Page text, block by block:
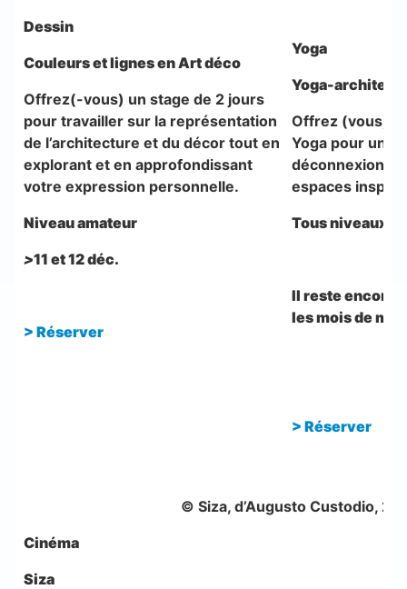
Dessin
Couleurs et lignes en Art déco
Offrez(-vous) un stage de 2 jours
pour travailler sur la représentation
de l’architecture et du décor tout en
explorant et en approfondissant
votre expression personnelle.
Niveau amateur
>11 et 12 déc.
> Réserver
Yoga
Yoga-
Offrez (vous)
Yoga pour un
déconnexion
espaces
Tous niveaux
Il reste encore
les mois de
> Réserver
© Siza, d’Augusto Custodio,
Cinéma
Siza